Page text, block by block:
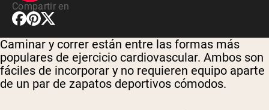
Compartir en
Caminar y correr están entre las formas más
populares de ejercicio cardiovascular. Ambos son
fáciles de incorporar y no requieren equipo aparte
de un par de zapatos deportivos cómodos.